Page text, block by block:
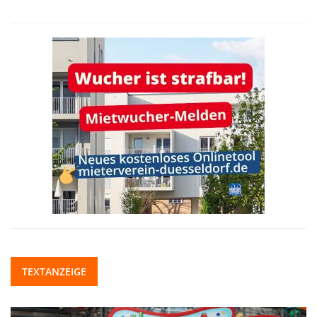
TEXTANZEIGE